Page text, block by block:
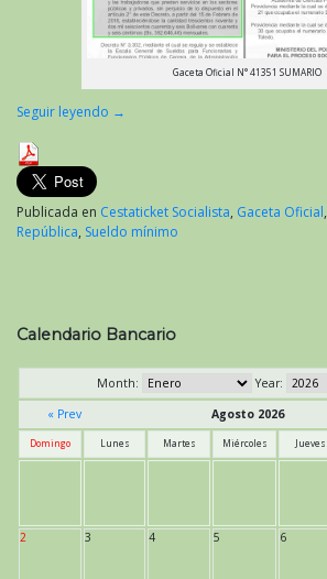
Gaceta Oficial N° 41351 SUMARIO
Seguir leyendo →
Publicada en Cestaticket Socialista, Gaceta Oficial,
República, Sueldo mínimo
Calendario Bancario
Month:
Year:
« Prev
Agosto 2026
Domingo Lunes Martes Miércoles Jueves
2 3 4 5 6